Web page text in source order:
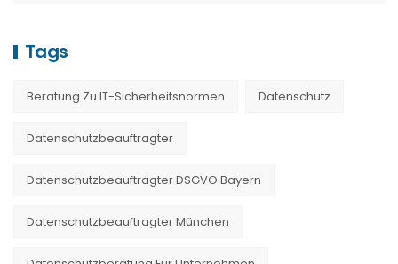
Tags
Beratung Zu IT-Sicherheitsnormen Datenschutz
Datenschutzbeauftragter
Datenschutzbeauftragter DSGVO Bayern
Datenschutzbeauftragter München